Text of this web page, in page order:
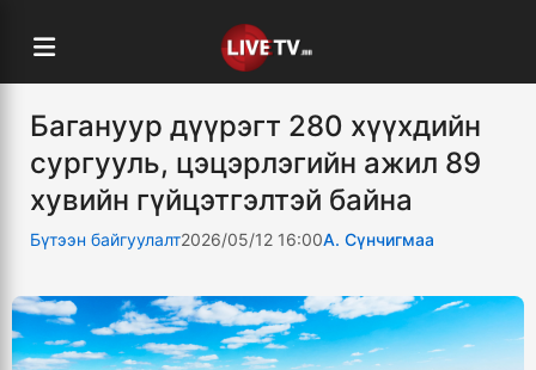
Багануур дүүрэгт 280 хүүхдийн
сургууль, цэцэрлэгийн ажил 89
хувийн гүйцэтгэлтэй байна
Бүтээн байгуулалт2026/05/12 16:00А. Сүнчигмаа